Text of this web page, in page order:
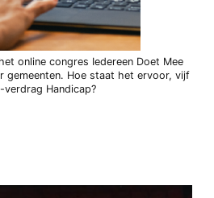
online congres Iedereen Doet Mee
gemeenten. Hoe staat het ervoor, vijf
Handicap?